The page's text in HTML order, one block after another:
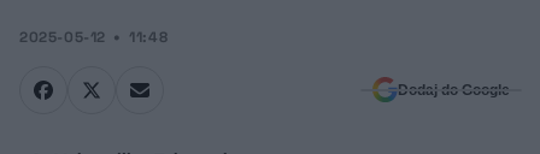
2025-05-12 11:48
Dodaj do Google